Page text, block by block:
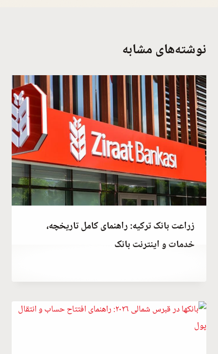
نوشته‌های مشابه
زراعت بانک ترکیه: راهنمای کامل تاریخچه،
خدمات و اینترنت بانک
Abdullah